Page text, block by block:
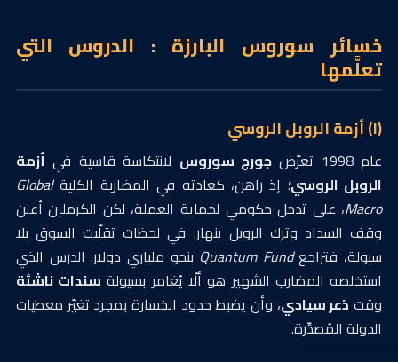
خسائر سوروس البارزة : الدروس التي
تعلَّمها
(١) أزمة الروبل الروسي
عام 1998 تعرّض جورج سوروس لانتكاسة قاسية في أزمة
الروبل الروسي؛ إذ راهن، كعادته في المضاربة الكليةGlobal
Macro، على تدخل حكومي لحماية العملة، لكن الكرملين أعلن
وقف السداد وترك الروبل ينهار. في لحظات تقلّبت السوق بلا
سيولة، فتراجعQuantum Fund بنحو ملياري دولار. الدرس الذي
استخلصه المضارب الشهير هو ألّا يُغامر بسيولة سندات ناشئة
وقت ذعر سيادي، وأن يضبط حدود الخسارة بمجرد تغيّر معطيات
الدولة المُصدِّرة.